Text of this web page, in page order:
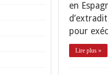
en
pour
Lire plus »